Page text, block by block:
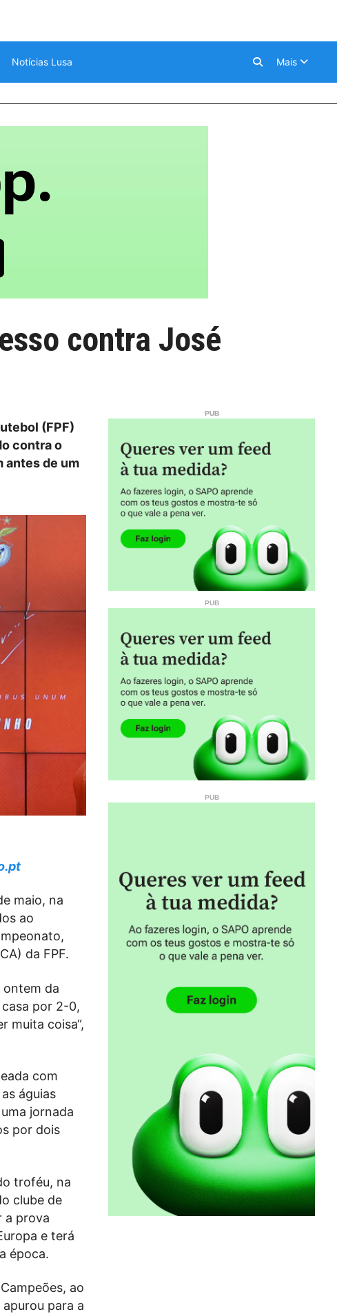
Notícias Lusa Mais
contra José
(FPF)
contra o
antes de um
maio, na
ao
da FPF.
ontem da
por 2-0,
muita coisa“,
com
águias
jornada
por dois
troféu, na
clube de
a prova
e terá
época.
ao
para a